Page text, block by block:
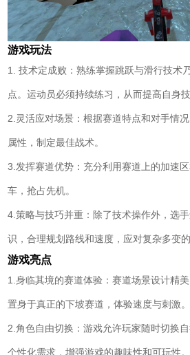
游戏玩法
1. 技术定成败：熟练掌握跳跃与滑行技术
点。运动员必须持续练习，从而提高自身技
2.灵活应对场景：根据赛道特点和对手情
属性，制定最佳战术。
3.发挥赛道优势：充分利用赛道上的加速
车，抢占先机。
4.策略与技巧并重：除了技术操作外，选
识，合理规划路线和速度，应对复杂多变的
游戏亮点
1.身临其境的赛道体验：赛道场景设计精
置身于真正的下坡赛道，体验速度与刺激。
2.角色自由切换：游戏允许玩家随时切换
个性化需求，增强游戏的趣味性和可玩性。